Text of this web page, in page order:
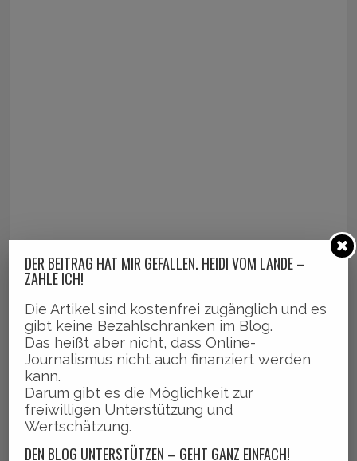
DER BEITRAG HAT MIR GEFALLEN. HEIDI VOM LANDE –
ZAHLE ICH!
Die Artikel sind kostenfrei zugänglich und es
gibt keine Bezahlschranken im Blog.
Das heißt aber nicht, dass Online-
Journalismus nicht auch finanziert werden
kann.
Darum gibt es die Möglichkeit zur
freiwilligen Unterstützung und
Wertschätzung.
DEN BLOG UNTERSTÜTZEN – GEHT GANZ EINFACH!